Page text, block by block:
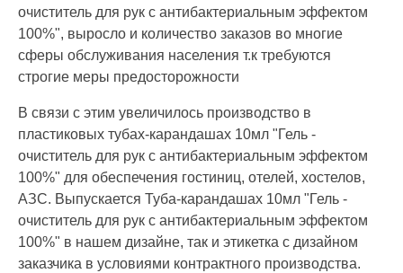
очиститель для рук с антибактериальным эффектом
100%", выросло и количество заказов во многие
сферы обслуживания населения т.к требуются
строгие меры предосторожности
В связи с этим увеличилось производство в
пластиковых тубах-карандашах 10мл "Гель -
очиститель для рук с антибактериальным эффектом
100%" для обеспечения гостиниц, отелей, хостелов,
АЗС. Выпускается Туба-карандашах 10мл "Гель -
очиститель для рук с антибактериальным эффектом
100%" в нашем дизайне, так и этикетка с дизайном
заказчика в условиями контрактного производства.